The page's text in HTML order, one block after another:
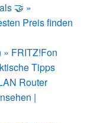
🤝 »
Preis finden
» FRITZ!Fon
Tipps
Router
|